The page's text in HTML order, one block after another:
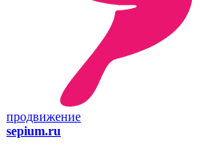
продвижение
sepium.ru